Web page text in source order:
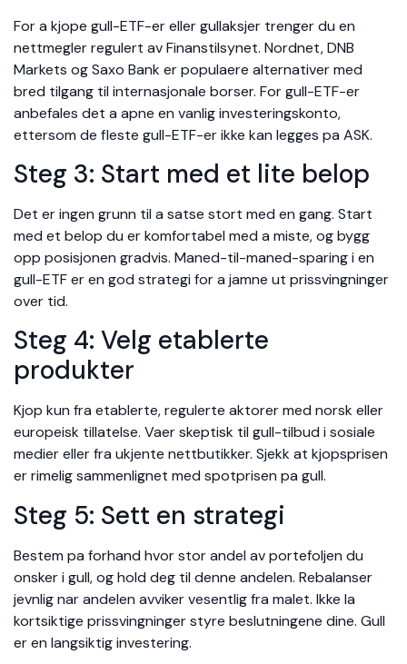
For a kjope gull-ETF-er eller gullaksjer trenger du en
nettmegler regulert av Finanstilsynet. Nordnet, DNB
Markets og Saxo Bank er populaere alternativer med
bred tilgang til internasjonale borser. For gull-ETF-er
anbefales det a apne en vanlig investeringskonto,
ettersom de fleste gull-ETF-er ikke kan legges pa ASK.
Steg 3: Start med et lite belop
Det er ingen grunn til a satse stort med en gang. Start
med et belop du er komfortabel med a miste, og bygg
opp posisjonen gradvis. Maned-til-maned-sparing i en
gull-ETF er en god strategi for a jamne ut prissvingninger
over tid.
Steg 4: Velg etablerte
produkter
Kjop kun fra etablerte, regulerte aktorer med norsk eller
europeisk tillatelse. Vaer skeptisk til gull-tilbud i sosiale
medier eller fra ukjente nettbutikker. Sjekk at kjopsprisen
er rimelig sammenlignet med spotprisen pa gull.
Steg 5: Sett en strategi
Bestem pa forhand hvor stor andel av portefoljen du
onsker i gull, og hold deg til denne andelen. Rebalanser
jevnlig nar andelen avviker vesentlig fra malet. Ikke la
kortsiktige prissvingninger styre beslutningene dine. Gull
er en langsiktig investering.